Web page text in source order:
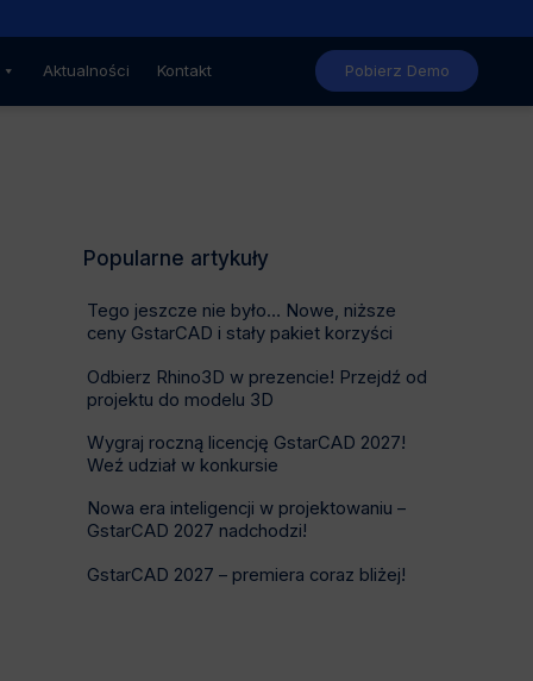
Aktualności Kontakt Pobierz Demo
Popularne artykuły
Tego jeszcze nie było… Nowe, niższe
ceny GstarCAD i stały pakiet korzyści
Odbierz Rhino3D w prezencie! Przejdź od
projektu do modelu 3D
Wygraj roczną licencję GstarCAD 2027!
Weź udział w konkursie
Nowa era inteligencji w projektowaniu –
GstarCAD 2027 nadchodzi!
GstarCAD 2027 – premiera coraz bliżej!